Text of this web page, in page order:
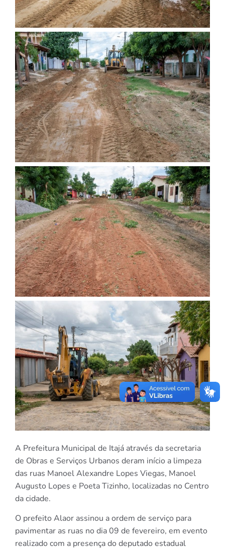
A Prefeitura Municipal de Itajá através da secretaria
de Obras e Serviços Urbanos deram início a limpeza
das ruas Manoel Alexandre Lopes Viegas, Manoel
Augusto Lopes e Poeta Tizinho, localizadas no Centro
da cidade.
O prefeito Alaor assinou a ordem de serviço para
pavimentar as ruas no dia 09 de fevereiro, em evento
realizado com a presença do deputado estadual